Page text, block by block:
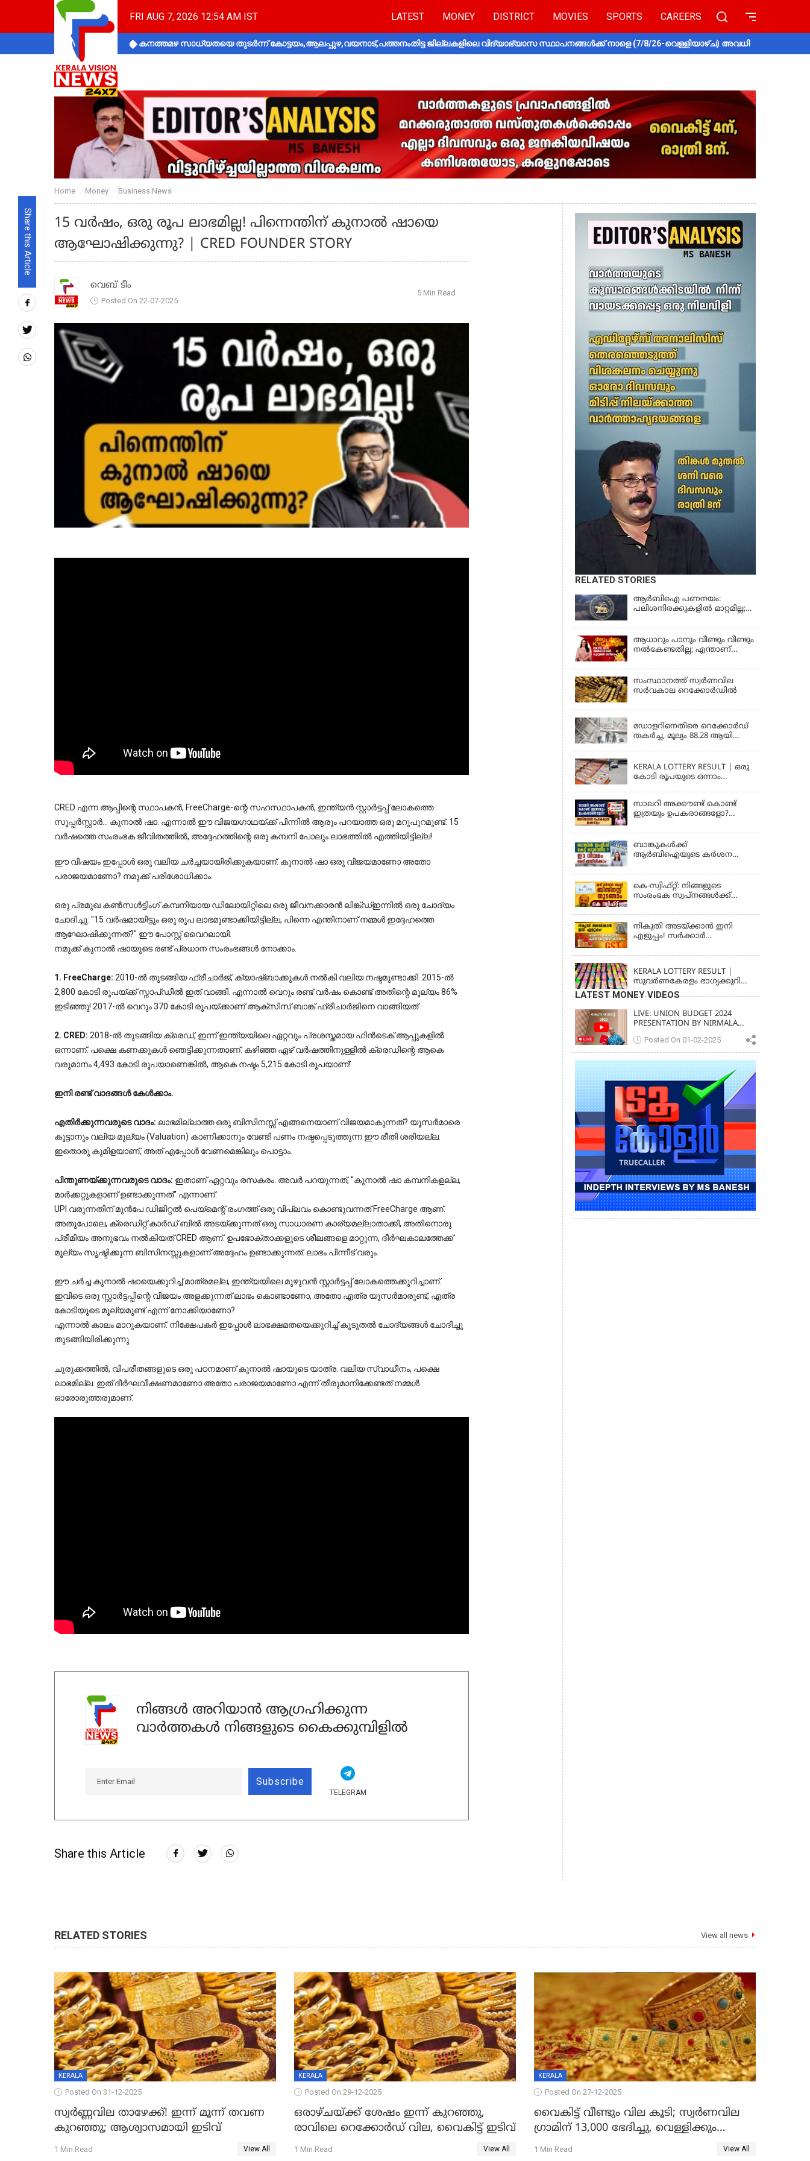
FRI AUG 7, 2026 12:54 AM IST LATEST MONEY DISTRICT MOVIES SPORTS CAREERS
കനത്തമഴ സാധ്യതയെ തുടർന്ന് കോട്ടയം,ആലപ്പുഴ,വയനാട്,പത്തനംതിട്ട ജില്ലകളിലെ വിദ്യാഭ്യാസ സ്ഥാപനങ്ങൾക്ക് നാളെ (7/8/26-വെള്ളിയാഴ്ച) അവധി
Share this Article
Home Money Business News
15 വർഷം, ഒരു രൂപ ലാഭമില്ല! പിന്നെന്തിന് കുനാൽ ഷായെ
ആഘോഷിക്കുന്നു? | CRED FOUNDER STORY
വെബ് ടീം
Posted On 22-07-2025
5 Min Read
CRED എന്ന ആപ്പിന്റെ സ്ഥാപകൻ, FreeCharge-ന്റെ സഹസ്ഥാപകൻ, ഇന്ത്യൻ സ്റ്റാർട്ടപ്പ് ലോകത്തെ
സൂപ്പർസ്റ്റാർ... കുനാൽ ഷാ. എന്നാൽ ഈ വിജയഗാഥയ്ക്ക് പിന്നിൽ ആരും പറയാത്ത ഒരു മറുപുറമുണ്ട്. 15
വർഷത്തെ സംരംഭക ജീവിതത്തിൽ, അദ്ദേഹത്തിന്റെ ഒരു കമ്പനി പോലും ലാഭത്തിൽ എത്തിയിട്ടില്ല!
ഈ വിഷയം ഇപ്പോൾ ഒരു വലിയ ചർച്ചയായിരിക്കുകയാണ്. കുനാൽ ഷാ ഒരു വിജയമാണോ അതോ
പരാജയമാണോ? നമുക്ക് പരിശോധിക്കാം.
ഒരു പ്രമുഖ കൺസൾട്ടിംഗ് കമ്പനിയായ ഡിലോയിറ്റിലെ ഒരു ജീവനക്കാരൻ ലിങ്ക്ഡ്ഇന്നിൽ ഒരു ചോദ്യം
ചോദിച്ചു: "15 വർഷമായിട്ടും ഒരു രൂപ ലാഭമുണ്ടാക്കിയിട്ടില്ല, പിന്നെ എന്തിനാണ് നമ്മൾ ഇദ്ദേഹത്തെ
ആഘോഷിക്കുന്നത്?" ഈ പോസ്റ്റ് വൈറലായി.
നമുക്ക് കുനാൽ ഷായുടെ രണ്ട് പ്രധാന സംരംഭങ്ങൾ നോക്കാം.
1. FreeCharge: 2010-ൽ തുടങ്ങിയ ഫ്രീചാർജ്, ക്യാഷ്ബാക്കുകൾ നൽകി വലിയ നഷ്ടമുണ്ടാക്കി. 2015-ൽ
2,800 കോടി രൂപയ്ക്ക് സ്നാപ്ഡീൽ ഇത് വാങ്ങി. എന്നാൽ വെറും രണ്ട് വർഷം കൊണ്ട് അതിന്റെ മൂല്യം 86%
ഇടിഞ്ഞു! 2017-ൽ വെറും 370 കോടി രൂപയ്ക്കാണ് ആക്സിസ് ബാങ്ക് ഫ്രീചാർജിനെ വാങ്ങിയത്.
2. CRED: 2018-ൽ തുടങ്ങിയ ക്രെഡ്, ഇന്ന് ഇന്ത്യയിലെ ഏറ്റവും പ്രശസ്തമായ ഫിൻടെക് ആപ്പുകളിൽ
ഒന്നാണ്. പക്ഷെ കണക്കുകൾ ഞെട്ടിക്കുന്നതാണ്. കഴിഞ്ഞ ഏഴ് വർഷത്തിനുള്ളിൽ ക്രെഡിന്റെ ആകെ
വരുമാനം 4,493 കോടി രൂപയാണെങ്കിൽ, ആകെ നഷ്ടം 5,215 കോടി രൂപയാണ്!
ഇനി രണ്ട് വാദങ്ങൾ കേൾക്കാം.
എതിർക്കുന്നവരുടെ വാദം: ലാഭമില്ലാത്ത ഒരു ബിസിനസ്സ് എങ്ങനെയാണ് വിജയമാകുന്നത്? യൂസർമാരെ
കൂട്ടാനും വലിയ മൂല്യം (Valuation) കാണിക്കാനും വേണ്ടി പണം നഷ്ടപ്പെടുത്തുന്ന ഈ രീതി ശരിയല്ല.
ഇതൊരു കുമിളയാണ്, അത് എപ്പോൾ വേണമെങ്കിലും പൊട്ടാം.
പിന്തുണയ്ക്കുന്നവരുടെ വാദം: ഇതാണ് ഏറ്റവും രസകരം. അവർ പറയുന്നത്, "കുനാൽ ഷാ കമ്പനികളല്ല,
മാർക്കറ്റുകളാണ് ഉണ്ടാക്കുന്നത്" എന്നാണ്.
UPI വരുന്നതിന് മുൻപേ ഡിജിറ്റൽ പെയ്മെന്റ് രംഗത്ത് ഒരു വിപ്ലവം കൊണ്ടുവന്നത് FreeCharge ആണ്.
അതുപോലെ, ക്രെഡിറ്റ് കാർഡ് ബിൽ അടയ്ക്കുന്നത് ഒരു സാധാരണ കാര്യമല്ലാതാക്കി, അതിനൊരു
പ്രീമിയം അനുഭവം നൽകിയത് CRED ആണ്. ഉപഭോക്താക്കളുടെ ശീലങ്ങളെ മാറ്റുന്ന, ദീർഘകാലത്തേക്ക്
മൂല്യം സൃഷ്ടിക്കുന്ന ബിസിനസ്സുകളാണ് അദ്ദേഹം ഉണ്ടാക്കുന്നത്. ലാഭം പിന്നീട് വരും.
ഈ ചർച്ച കുനാൽ ഷായെക്കുറിച്ച് മാത്രമല്ല, ഇന്ത്യയിലെ മുഴുവൻ സ്റ്റാർട്ടപ്പ് ലോകത്തെക്കുറിച്ചാണ്.
ഇവിടെ ഒരു സ്റ്റാർട്ടപ്പിന്റെ വിജയം അളക്കുന്നത് ലാഭം കൊണ്ടാണോ, അതോ എത്ര യൂസർമാരുണ്ട്, എത്ര
കോടിയുടെ മൂല്യമുണ്ട് എന്ന് നോക്കിയാണോ?
എന്നാൽ കാലം മാറുകയാണ്. നിക്ഷേപകർ ഇപ്പോൾ ലാഭക്ഷമതയെക്കുറിച്ച് കൂടുതൽ ചോദ്യങ്ങൾ ചോദിച്ചു
തുടങ്ങിയിരിക്കുന്നു.
ചുരുക്കത്തിൽ, വിപരീതങ്ങളുടെ ഒരു പഠനമാണ് കുനാൽ ഷായുടെ യാത്ര. വലിയ സ്വാധീനം, പക്ഷെ
ലാഭമില്ല. ഇത് ദീർഘവീക്ഷണമാണോ അതോ പരാജയമാണോ എന്ന് തീരുമാനിക്കേണ്ടത് നമ്മൾ
ഓരോരുത്തരുമാണ്.
നിങ്ങൾ അറിയാൻ ആഗ്രഹിക്കുന്ന
വാർത്തകൾ നിങ്ങളുടെ കൈക്കുമ്പിളിൽ
Subscribe
TELEGRAM
Share this Article
RELATED STORIES
ആർബിഐ പണനയം:
പലിശനിരക്കുകളിൽ മാറ്റമില്ല;
ശതമാനമായി തുടരും
ആധാറും പാനും വീണ്ടും വീണ്ടും
നൽകേണ്ടതില്ല; എന്താണ്
എളുപ്പമാക്കുന്ന CKYC?
സംസ്ഥാനത്ത് സ്വര്‍ണവില
സര്‍വകാല റെക്കോര്‍ഡില്‍
ഡോളറിനെതിരെ റെക്കോർഡ്
തകർച്ച, മൂല്യം 88.28 ആയി
KERALA LOTTERY RESULT | ഒരു
കോടി രൂപയുടെ ഒന്നാം
പ്രഖ്യാപിച്ചു | STHREE SAKTHI SS
482 LOTTERY RESULT
സാലറി അക്കൗണ്ട് കൊണ്ട്
ഇത്രയും ഉപകരാങ്ങളോ?
ഇക്കാര്യം
ബാങ്കുകൾക്ക്
ആർബിഐയുടെ കർശന
മലയാളത്തിൽ, പരാതികൾക്ക്
ഉടൻ പരിഹാരം
കെ-സ്വിഫ്റ്റ്: നിങ്ങളുടെ
സംരംഭക സ്വപ്നങ്ങൾക്ക്
നികുതി അടയ്ക്കാൻ ഇനി
എളുപ്പം! സർക്കാർ
അറിയാം
KERALA LOTTERY RESULT |
സുവര്‍ണകേരളം ഭാഗ്യക്കുറി
നറുക്കെടുപ്പ് ഫലം (SUVARNA
KERALAM SK-16)
LATEST MONEY VIDEOS
LIVE: UNION BUDGET 2024
PRESENTATION BY NIRMALA
SITHARAMAN | KERALA VISION
NEWSPosted On 01-02-2025
RELATED STORIES View all news
KERALA
Posted On 31-12-2025
സ്വർണ്ണവില താഴേക്ക്! ഇന്ന് മൂന്ന് തവണ
കുറഞ്ഞു; ആശ്വാസമായി ഇടിവ്
1 Min Read View All
KERALA
Posted On 29-12-2025
ഒരാഴ്ചയ്ക്ക് ശേഷം ഇന്ന് കുറഞ്ഞു,
രാവിലെ റെക്കോർഡ് വില, വൈകിട്ട് ഇടിവ്
1 Min Read View All
KERALA
Posted On 27-12-2025
വൈകിട്ട് വീണ്ടും വില കൂടി; സ്വർണവില
ഗ്രാമിന് 13,000 ഭേദിച്ചു, വെള്ളിക്കും
റെക്കോർഡ്
1 Min Read View All